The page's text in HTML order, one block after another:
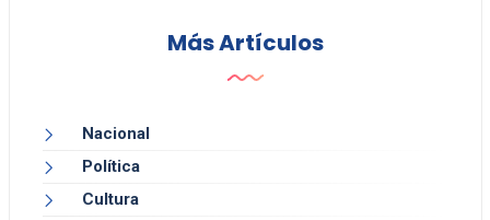
Más Artículos
Nacional
Política
Cultura